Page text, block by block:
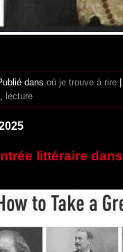
dans où je trouve à rire
, lecture
littéraire